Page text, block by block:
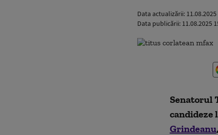
Data actualizării: 11.08.2025
Data publicării: 11.08.2025
Senatorul
candideze
Grindeanu,